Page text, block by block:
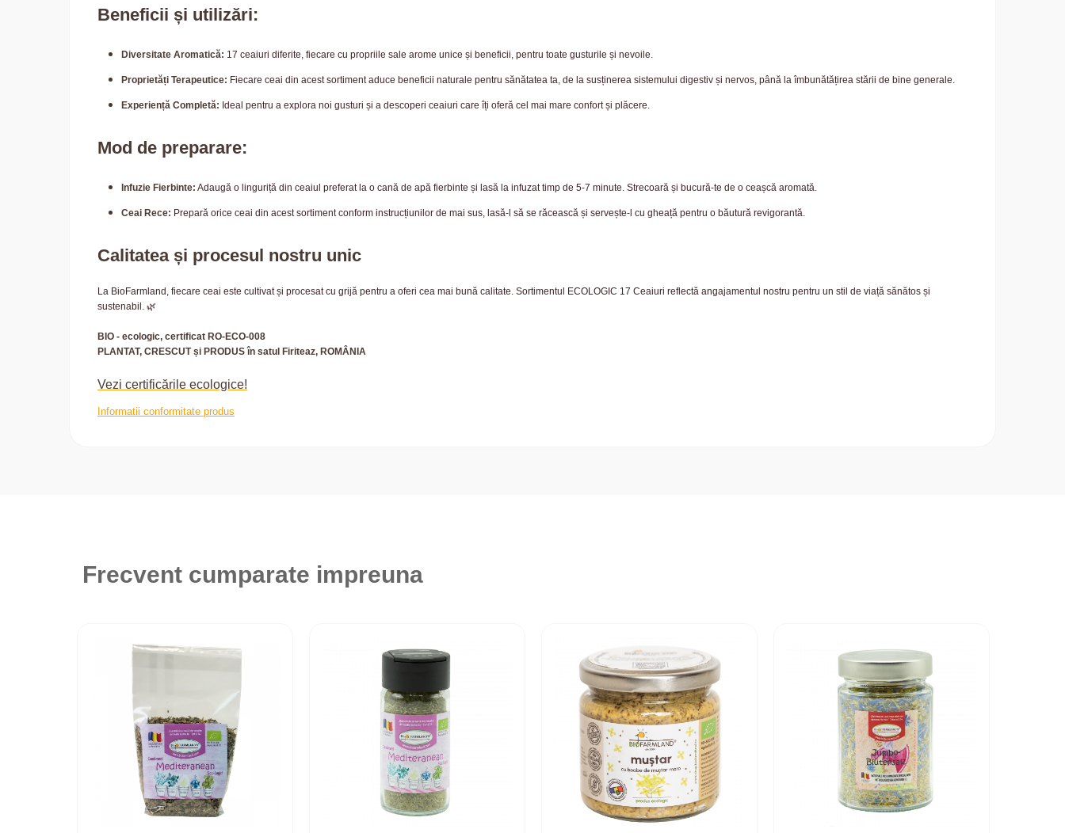
Beneficii și utilizări:
Diversitate Aromatică: 17 ceaiuri diferite, fiecare cu propriile sale arome unice și beneficii, pentru toate gusturile și nevoile.
Proprietăți Terapeutice: Fiecare ceai din acest sortiment aduce beneficii naturale pentru sănătatea ta, de la susținerea sistemului digestiv și nervos, până la îmbunătățirea stării de bine generale.
Experiență Completă: Ideal pentru a explora noi gusturi și a descoperi ceaiuri care îți oferă cel mai mare confort și plăcere.
Mod de preparare:
Infuzie Fierbinte: Adaugă o linguriță din ceaiul preferat la o cană de apă fierbinte și lasă la infuzat timp de 5-7 minute. Strecoară și bucură-te de o ceașcă aromată.
Ceai Rece: Prepară orice ceai din acest sortiment conform instrucțiunilor de mai sus, lasă-l să se răcească și servește-l cu gheață pentru o băutură revigorantă.
Calitatea și procesul nostru unic
La BioFarmland, fiecare ceai este cultivat și procesat cu grijă pentru a oferi cea mai bună calitate. Sortimentul ECOLOGIC 17 Ceaiuri reflectă angajamentul nostru pentru un stil de viață sănătos și
sustenabil. 🌿
BIO - ecologic, certificat RO-ECO-008
PLANTAT, CRESCUT și PRODUS în satul Firiteaz, ROMÂNIA
Vezi certificările ecologice!
Informatii conformitate produs
Frecvent cumparate impreuna